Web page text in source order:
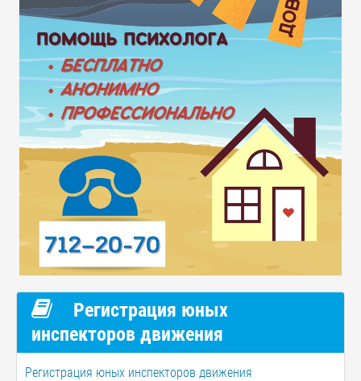
Регистрация юных
инспекторов движения
Регистрация юных инспекторов движения